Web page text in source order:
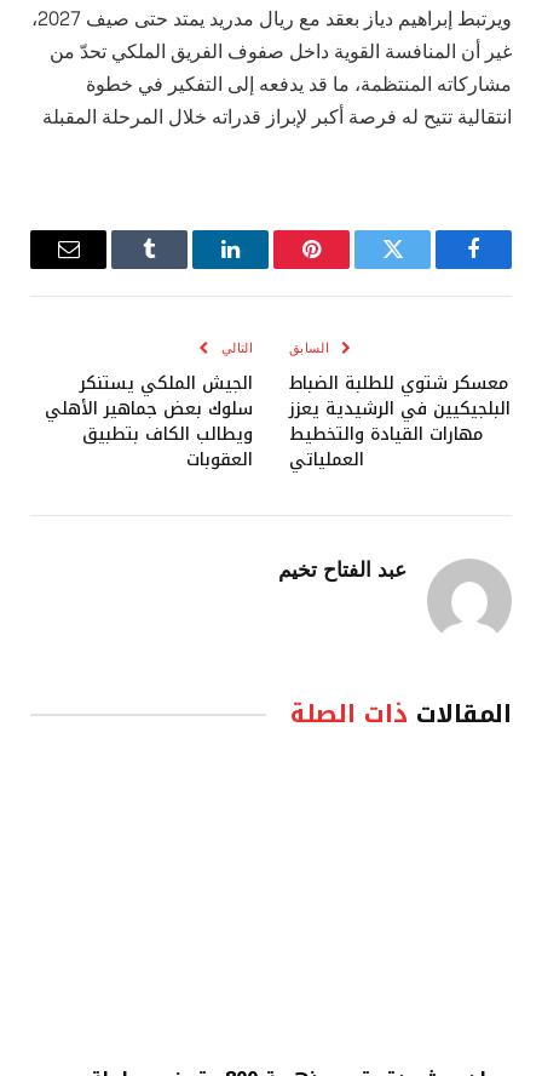
ويرتبط إبراهيم دياز بعقد مع ريال مدريد يمتد حتى صيف 2027،
غير أن المنافسة القوية داخل صفوف الفريق الملكي تحدّ من
مشاركاته المنتظمة، ما قد يدفعه إلى التفكير في خطوة
انتقالية تتيح له فرصة أكبر لإبراز قدراته خلال المرحلة المقبلة
فيسبوك تويتر بينتيريستلينكدإن Tumblr
البريد
السابق
معسكر شتوي للطلبة الضباط
البلجيكيين في الرشيدية يعزز
مهارات القيادة والتخطيط
العملياتي
التالي
الجيش الملكي يستنكر
سلوك بعض جماهير الأهلي
ويطالب الكاف بتطبيق
العقوبات
عبد الفتاح تخيم
المقالات ذات الصلة